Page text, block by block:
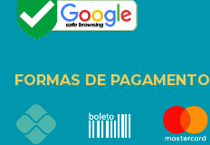
FORMAS DE PAGAMENTO